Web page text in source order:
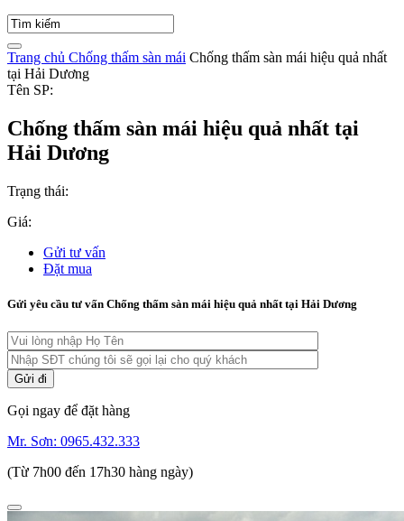
Trang chủ Chống thấm sàn mái Chống thấm sàn mái hiệu quả nhất
tại Hải Dương
Tên SP:
Chống thấm sàn mái hiệu quả nhất tại
Hải Dương
Trạng thái:
Giá:
Gửi tư vấn
Đặt mua
Gửi yêu cầu tư vấn Chống thấm sàn mái hiệu quả nhất tại Hải Dương
Gọi ngay để đặt hàng
Mr. Sơn: 0965.432.333
(Từ 7h00 đến 17h30 hàng ngày)